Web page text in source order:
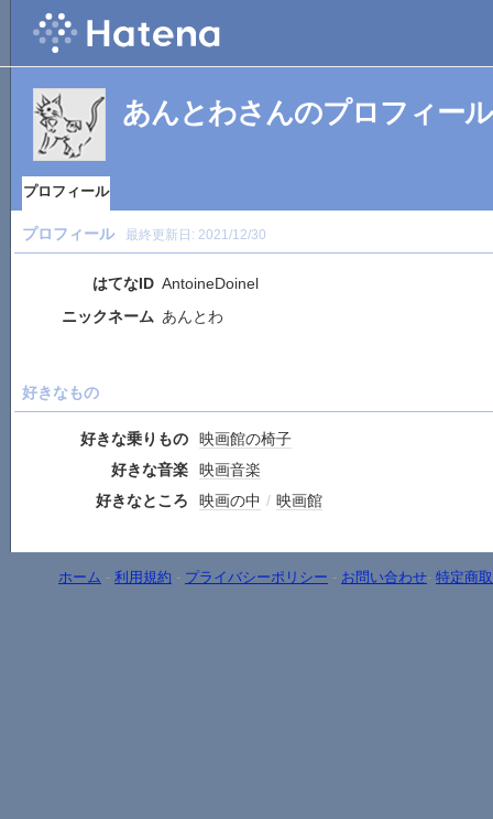
あんとわさんのプロフィール
プロフィール
プロフィール 最終更新日: 2021/12/30
はてなID AntoineDoinel
ニックネーム あんとわ
好きなもの
好きな乗りもの
映画館の椅子
好きな音楽
映画音楽
好きなところ
映画の中 / 映画館
ホーム - 利用規約 - プライバシーポリシー - お問い合わせ- 特定商